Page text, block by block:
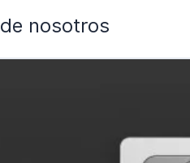
nosotros